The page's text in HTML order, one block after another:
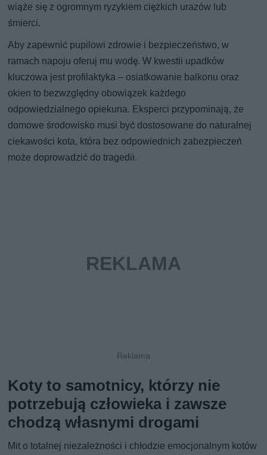
wiąże się z ogromnym ryzykiem ciężkich urazów lub
śmierci.
Aby zapewnić pupilowi zdrowie i bezpieczeństwo, w
ramach napoju oferuj mu wodę. W kwestii upadków
kluczowa jest profilaktyka – osiatkowanie balkonu oraz
okien to bezwzględny obowiązek każdego
odpowiedzialnego opiekuna. Eksperci przypominają, że
domowe środowisko musi być dostosowane do naturalnej
ciekawości kota, która bez odpowiednich zabezpieczeń
może doprowadzić do tragedii.
Koty to samotnicy, którzy nie
potrzebują człowieka i zawsze
chodzą własnymi drogami
Mit o totalnej niezależności i chłodzie emocjonalnym kotów